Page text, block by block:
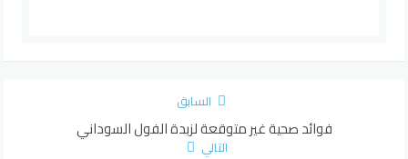
السابق
فوائد صحية غير متوقعة لزبدة الفول السوداني
التالي